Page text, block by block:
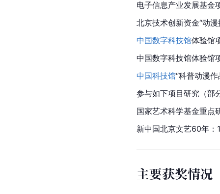
电子信息产业发展基金
北京技术创新资金“动
中国数字科技馆体验馆
中国数字科技馆体验馆
中国科技馆“科普动漫
参与如下项目研究（部
国家艺术科学基金重点
新中国北京文艺60年
主要获奖情况